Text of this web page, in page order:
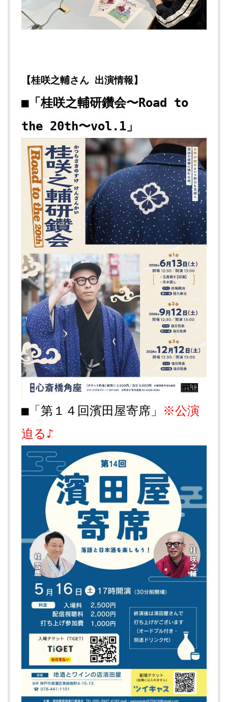
【桂咲之輔さん 出演情報】
■「桂咲之輔研鑽会〜Road to
the 20th〜vol.1 」
■「第１４回濱田屋寄席」
※公演
迫る♪